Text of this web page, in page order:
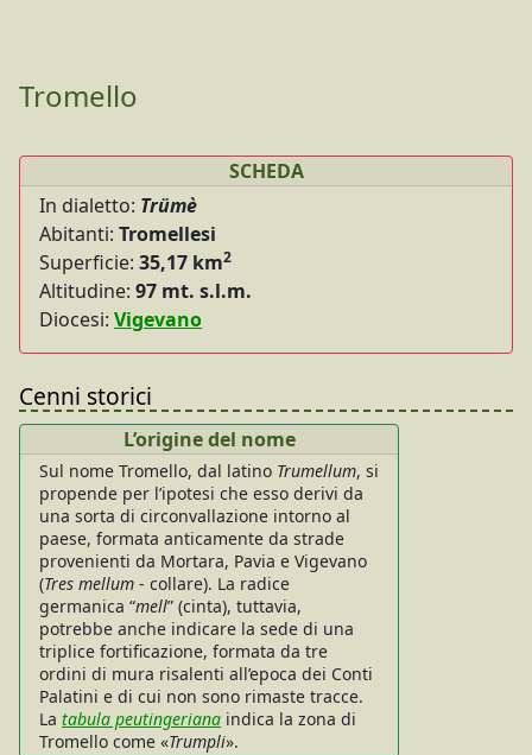
Tromello
SCHEDA
In dialetto: Trümè
Abitanti: Tromellesi
Superficie: 35,17 km2
Altitudine: 97 mt. s.l.m.
Diocesi: Vigevano
Cenni storici
L’origine del nome
Sul nome Tromello, dal latino Trumellum, si
propende per l’ipotesi che esso derivi da
una sorta di circonvallazione intorno al
paese, formata anticamente da strade
provenienti da Mortara, Pavia e Vigevano
(Tres mellum - collare). La radice
germanica “mell” (cinta), tuttavia,
potrebbe anche indicare la sede di una
triplice fortificazione, formata da tre
ordini di mura risalenti all’epoca dei Conti
Palatini e di cui non sono rimaste tracce.
La tabula peutingeriana indica la zona di
Tromello come «Trumpli».